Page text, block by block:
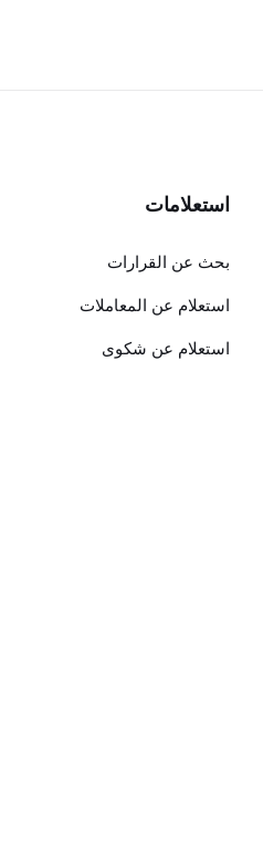
استعلامات
بحث عن القرارات
استعلام عن المعاملات
استعلام عن شكوى